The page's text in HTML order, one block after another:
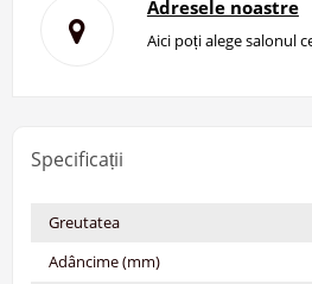
Adresele noastre
Aici poți alege salonul
Specificații
Greutatea
Adâncime (mm)